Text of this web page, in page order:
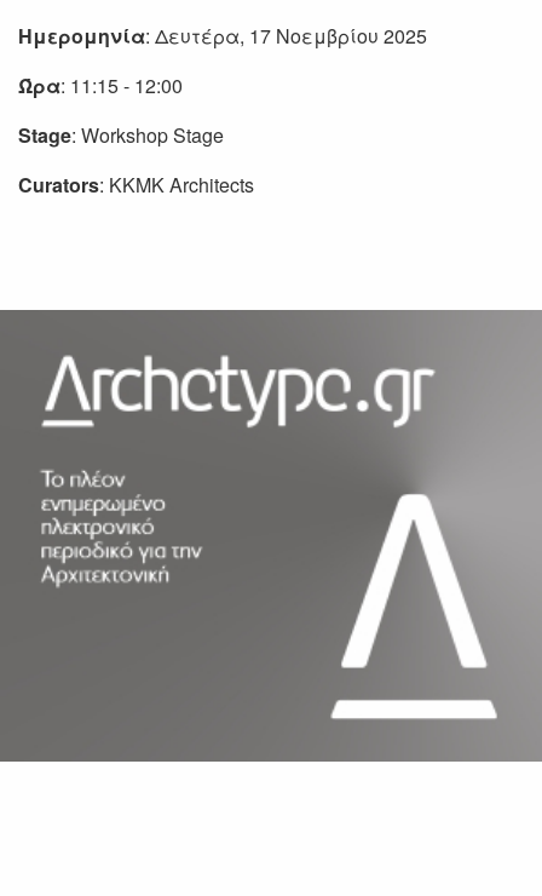
Ημερομηνία: Δευτέρα, 17 Νοεμβρίου 2025
Ώρα: 11:15 - 12:00
Stage: Workshop Stage
Curators: KKMK Architects